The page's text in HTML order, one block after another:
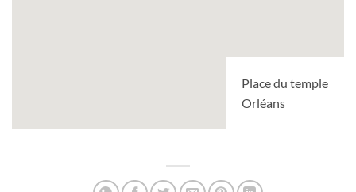
Place du temple
Orléans